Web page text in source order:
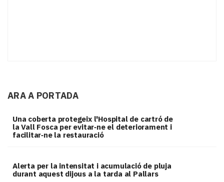
ARA A PORTADA
Una coberta protegeix l'Hospital de cartró de
la Vall Fosca per evitar‑ne el deteriorament i
facilitar‑ne la restauració
Alerta per la intensitat i acumulació de pluja
durant aquest dijous a la tarda al Pallars